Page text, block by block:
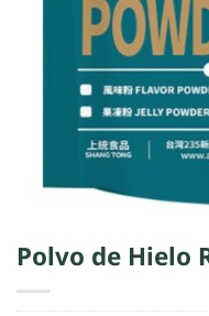
Polvo de Hielo